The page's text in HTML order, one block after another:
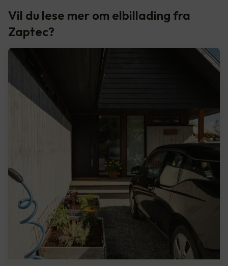
Vil du lese mer om elbillading fra
Zaptec?